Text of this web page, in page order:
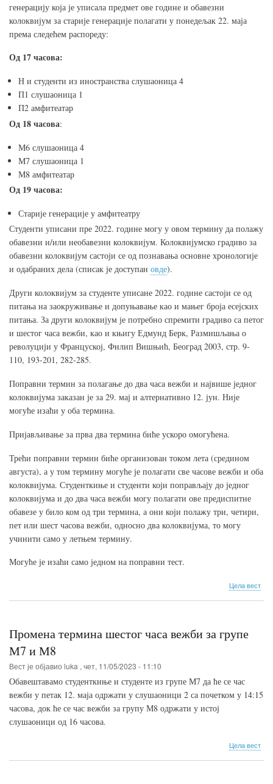
генерацију која је уписала предмет ове године и обавезни
колоквијум за старије генерације полагати у понедељак 22. маја
према следећем распореду:
Од 17 часова:
Н и студенти из иностранства слушаоница 4
П1 слушаоница 1
П2 амфитеатар
Од 18 часова:
М6 слушаоница 4
М7 слушаоница 1
М8 амфитеатар
Од 19 часова:
Старије генерације у амфитеатру
Студенти уписани пре 2022. године могу у овом термину да полажу
обавезни и/или необавезни колоквијум. Колоквијумско градиво за
обавезни колоквијум састоји се од познавања основне хронологије
и одабраних дела (списак је доступан овде).
Други колоквијум за студенте уписане 2022. године састоји се од
питања на заокруживање и допуњавање као и мањег броја есејских
питања. За други колоквијум је потребно спремити градиво са петог
и шестог часа вежби, као и књигу Едмунд Берк, Размишљања о
револуцији у Француској, Филип Вишњић, Београд 2003, стр. 9-
110, 193-201, 282-285.
Поправни термин за полагање до два часа вежби и највише једног
колоквијума заказан је за 29. мај и алтернативно 12. јун. Није
могуће изаћи у оба термина.
Пријављивање за прва два термина биће ускоро омогућена.
Трећи поправни термин биће организован током лета (средином
августа), а у том термину могуће је полагати све часове вежби и оба
колоквијума. Студенткиње и студенти који поправљају до једног
колоквијума и до два часа вежби могу полагати ове предиспитне
обавезе у било ком од три термина, а они који полажу три, четири,
пет или шест часова вежби, односно два колоквијума, то могу
учинити само у летњем термину.
Могуће је изаћи само једном на поправни тест.
Цела весто
Промена термина шестог часа вежби за групе
М7 и М8
Вест је објавио luka , чет, 11/05/2023 - 11:10
Обавештавамо студенткиње и студенте из групе М7 да ће се час
вежби у петак 12. маја одржати у слушаоници 2 са почетком у 14:15
часова, док ће се час вежби за групу М8 одржати у истој
слушаоници од 16 часова.
Цела весто